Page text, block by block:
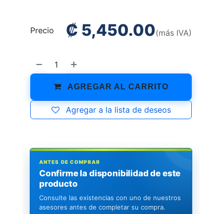
AGREGAR AL CARRITO
Agregar a la lista de deseos
Precio ₡ 5,450.00(más IVA)
ANTES DE COMPRAR
Confirme la disponibilidad de este
producto
Consulte las existencias con uno de nuestros
asesores antes de completar su compra.